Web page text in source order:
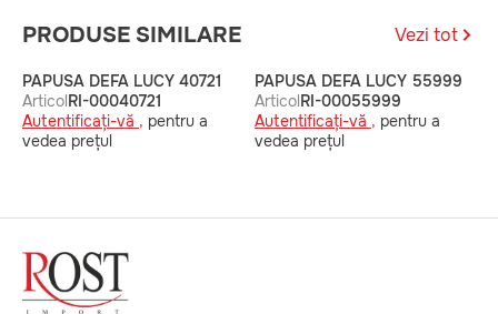
PRODUSE SIMILARE Vezi tot
PAPUSA DEFA LUCY 40721
ArticolRI-00040721
Autentificați-vă , pentru a
vedea prețul
PAPUSA DEFA LUCY 55999
ArticolRI-00055999
Autentificați-vă , pentru a
vedea prețul